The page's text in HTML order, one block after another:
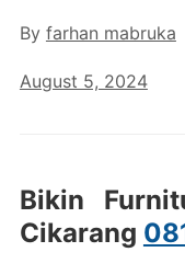
By farhan mabruka
August 5, 2024
Bikin
Cikarang